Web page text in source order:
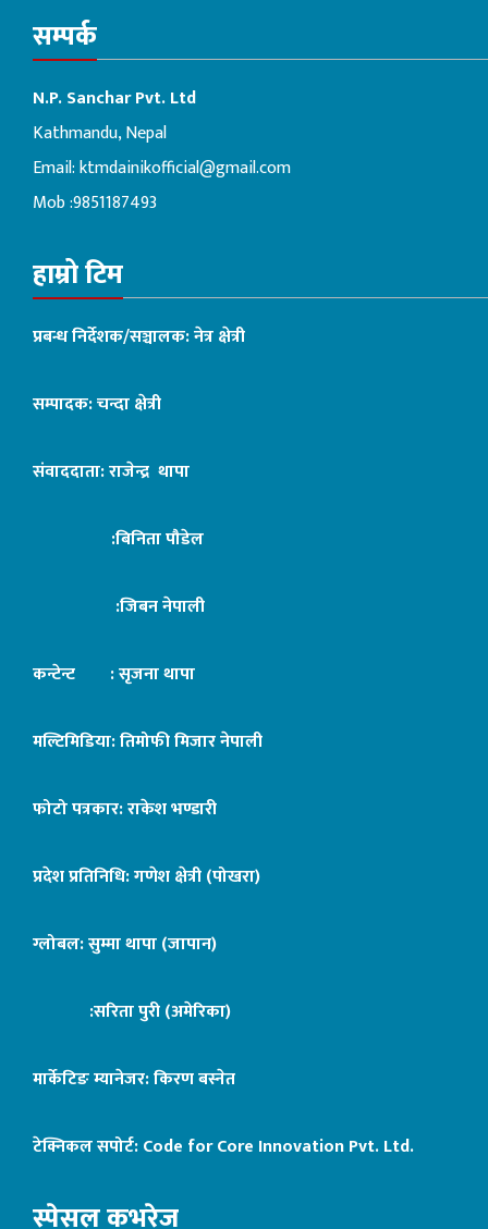
सम्पर्क
N.P. Sanchar Pvt. Ltd
Kathmandu, Nepal
Email:ktmdainikofficial@gmail.com
Mob :9851187493
हाम्रो टिम
प्रबन्ध निर्देशक/सञ्चालक: नेत्र क्षेत्री
सम्पादक: चन्दा क्षेत्री
संवाददाता: राजेन्द्र थापा
:बिनिता पौडेल
:जिबन नेपाली
कन्टेन्ट : सृजना थापा
मल्टिमिडिया: तिमोफी मिजार नेपाली
फोटो पत्रकार: राकेश भण्डारी
प्रदेश प्रतिनिधि: गणेश क्षेत्री (पोखरा)
ग्लोबल: सुम्मा थापा (जापान)
:सरिता पुरी (अमेरिका)
मार्केटिङ म्यानेजर: किरण बस्नेत
टेक्निकल सपोर्ट:Code for Core Innovation Pvt. Ltd.
स्पेसल कभरेज